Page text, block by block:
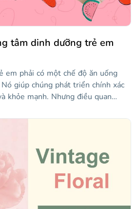
tâm dinh dưỡng trẻ em
phải có một chế độ ăn uống
giúp chúng phát triển chính xác
khỏe mạnh. Nhưng điều quan
có mối quan hệ xấu với thực
đối xử với chính mình. Sử dụng
tâm dinh dưỡng của bạn và cha
với sức khỏe của con cái họ!